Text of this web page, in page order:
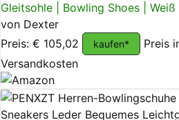
Gleitsohle | Bowling Shoes |
von Dexter
Preis: € 105,02
kaufen*
Preis
Versandkosten